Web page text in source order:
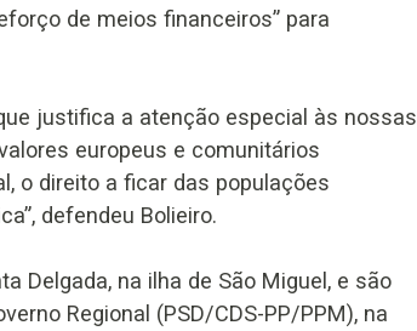
de meios financeiros” para
justifica a atenção especial às nossas
europeus e comunitários
o direito a ficar das populações
defendeu Bolieiro.
Delgada, na ilha de São Miguel, e são
Regional (PSD/CDS-PP/PPM), na